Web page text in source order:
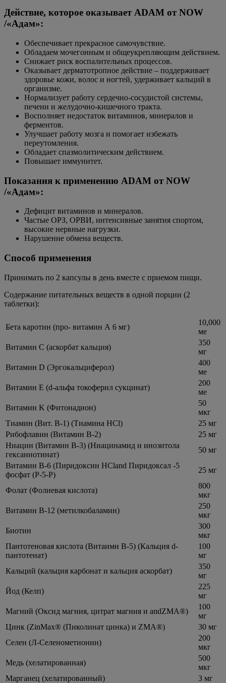
Действие, которое оказывает ADAM от NOW
/«Адам»:
Обеспечивает прекрасное самочувствие.
Обладаем мочегонным и общеукрепляющим действием.
Снижает риск воспалительных процессов.
Оказывает дерматотропное действие – поддерживает
здоровье кожи, волос и ногтей, удерживает кальций в
организме.
Нормализует работу сердечно-сосудистой системы,
печени и желудочно-кишечного тракта.
Восполняет недостаток витаминов, минералов и
ферментов.
Улучшает работу мозга и помогает избежать
переутомления.
Обладает спазмолитическим действием.
Повышает иммунитет.
Показания к применению ADAM от NOW
/«Адам»:
Дефицит витаминов и минералов.
Частые ОРЗ, ОРВИ, интенсивные занятия спортом,
высокие нервные нагрузки.
Нарушение обмена веществ.
Способ применения
Принимать по 2 капсулы в день вместе с приемом пищи.
Содержание питательных веществ в одной порции (2
таблетки):
Бета каротин (про- витамин А 6 мг)
10,000
ме
Витамин C (аскорбат кальция)
350
мг
Витамин D (Эргокальциферол)
400
ме
Витамин E (d-альфа токоферил сукцинат)
200
ме
Витамин K (Фитонадион)
50
мкг
Тиамин (Вит. B-1) (Тиамина HCl)
25 мг
Рибофлавин (Витамин B-2)
25 мг
Ниацин (Витамин B-3) (Ниацинамид и инозитола
гексаниотинат)
50 мг
Витамин B-6 (Пиридоксин HCland Пиридоксал -5
фосфат (P-5-P)
25 мг
Фолат (Фолиевая кислота)
800
мкг
Витамин B-12 (метилкобаламин)
250
мкг
Биотин
300
мкг
Пантотеновая кислота (Витаимн B-5) (Кальция d-
пантотенат)
100
мг
Кальций (кальция карбонат и кальция аскорбат)
350
мг
Йод (Келп)
225
мг
Магний (Оксид магния, цитрат магния и andZMA®)
100
мг
Цинк (ZinMax® (Пиколинат цинка) и ZMA®)
30 мг
Селен (Л-Селенометионин)
200
мкг
Медь (хелатированная)
500
мкг
Марганец (хелатированный)
3 мг